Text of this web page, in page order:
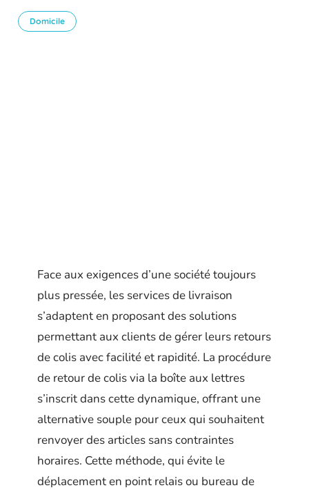
Domicile
Face aux exigences d’une société toujours
plus pressée, les services de livraison
s’adaptent en proposant des solutions
permettant aux clients de gérer leurs retours
de colis avec facilité et rapidité. La procédure
de retour de colis via la boîte aux lettres
s’inscrit dans cette dynamique, offrant une
alternative souple pour ceux qui souhaitent
renvoyer des articles sans contraintes
horaires. Cette méthode, qui évite le
déplacement en point relais ou bureau de